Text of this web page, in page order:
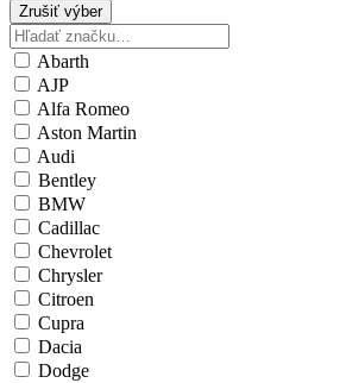
Zrušiť výber
Abarth
AJP
Alfa Romeo
Aston Martin
Audi
Bentley
BMW
Cadillac
Chevrolet
Chrysler
Citroen
Cupra
Dacia
Dodge